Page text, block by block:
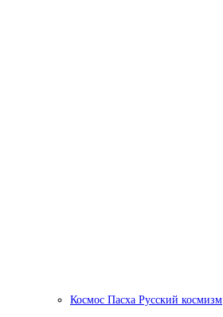
Космос Пасха Русский космизм